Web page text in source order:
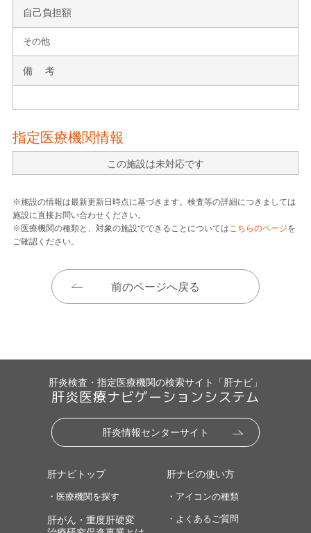
自己負担額
その他
備 考
指定医療機関情報
この施設は未対応です
※施設の情報は最新更新日時点に基づきます。検査等の詳細につきましては
施設に直接お問い合わせください。
※医療機関の種類と、対象の施設でできることについてはこちらのページを
ご確認ください。
前のページへ戻る
肝炎検査・指定医療機関の検索サイト「肝ナビ」
肝炎医療ナビゲーションシステム
肝炎情報センターサイト
肝ナビトップ
・医療機関を探す
肝がん・重度肝硬変
肝ナビの使い方
・アイコンの種類
・よくあるご質問